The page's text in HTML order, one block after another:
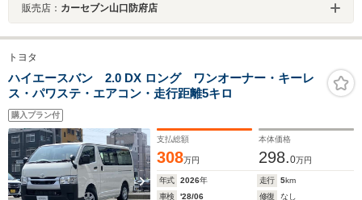
販売店： カーセブン山口防府店
トヨタ
ハイエースバン 2.0 DX ロング ワンオーナー・キーレ
ス・パワステ・エアコン・走行距離5キロ
購入プラン付
支払総額
308万円
本体価格
298.0万円
年式 2026年 走行 5km
車検
'28/06 修復
なし